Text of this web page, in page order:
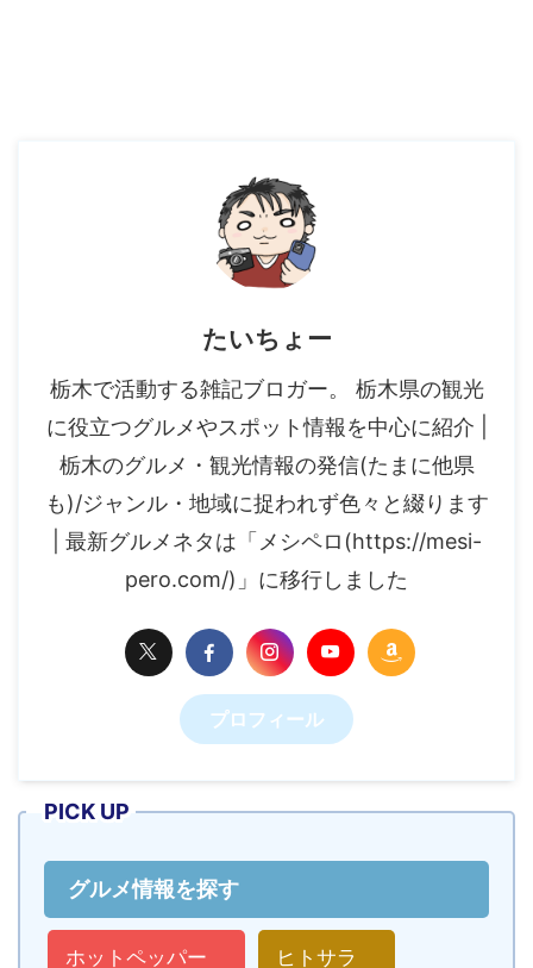
たいちょー
栃木で活動する雑記ブロガー。 栃木県の観光
に役立つグルメやスポット情報を中心に紹介 |
栃木のグルメ・観光情報の発信(たまに他県
も)/ジャンル・地域に捉われず色々と綴ります
| 最新グルメネタは「メシペロ(https://mesi-
pero.com/)」に移行しました
プロフィール
PICK UP
グルメ情報を探す
ホットペッパー ヒトサラ